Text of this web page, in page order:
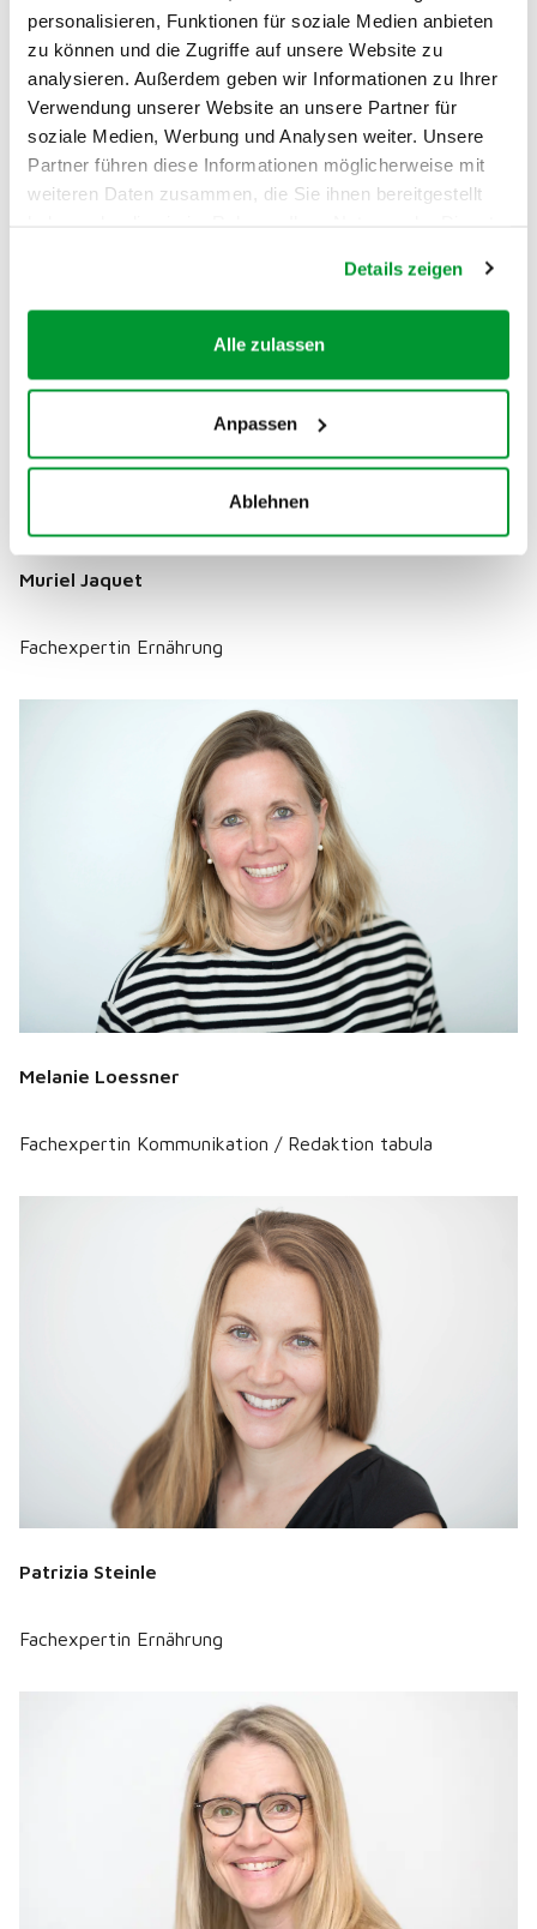
personalisieren, Funktionen für soziale Medien anbieten
zu können und die Zugriffe auf unsere Website zu
analysieren. Außerdem geben wir Informationen zu Ihrer
Verwendung unserer Website an unsere Partner für
soziale Medien, Werbung und Analysen weiter. Unsere
Partner führen diese Informationen möglicherweise mit
weiteren Daten zusammen, die Sie ihnen bereitgestellt
Details zeigen
Alle zulassen
Anpassen
Ablehnen
Brigitte Buri
Fachexpertin Ernährung
Muriel Jaquet
Fachexpertin Ernährung
Melanie Loessner
Fachexpertin Kommunikation / Redaktion tabula
Patrizia Steinle
Fachexpertin Ernährung